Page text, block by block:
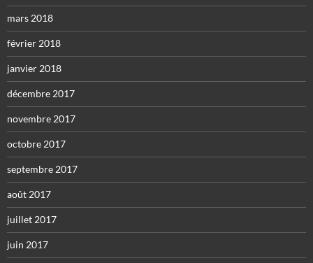
mars 2018
février 2018
janvier 2018
décembre 2017
novembre 2017
octobre 2017
septembre 2017
août 2017
juillet 2017
juin 2017